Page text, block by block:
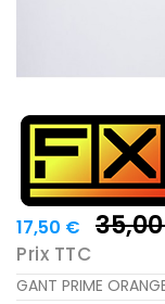
17,50 €
Prix TTC
GANT PRIME